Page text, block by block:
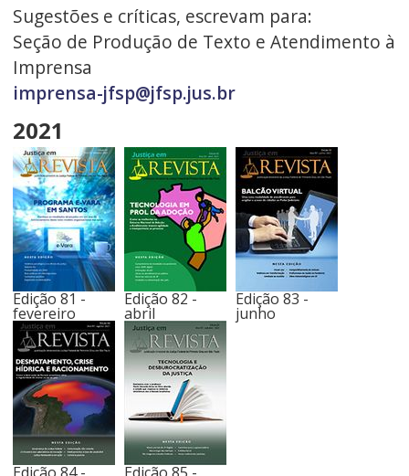
Sugestões e críticas, escrevam para:
Seção de Produção de Texto e Atendimento à
Imprensa
imprensa-jfsp@jfsp.jus.br
2021
Edição 81 -
fevereiro
Edição 82 -
abril
Edição 83 -
junho